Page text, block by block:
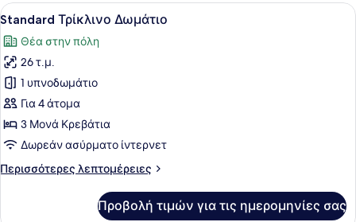
Προβολή
όλων
των
φωτογραφιών
για
Standard
Τρίκλινο
Δωμάτιο
Ένα δωμάτιο ξενοδοχείου με δύο
10
Standard Τρίκλινο Δωμάτιο
Θέα στην πόλη
26 τ.μ.
1 υπνοδωμάτιο
Για 4 άτομα
3 Μονά Κρεβάτια
Δωρεάν ασύρματο ίντερνετ
Περισσότερες λεπτομέρειες
Περισσότερες
Προβολή τιμών για τις ημερομηνίες σας